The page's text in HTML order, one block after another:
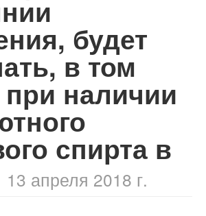
будет
в том
наличии
спирта в
13 апреля 2018 г.